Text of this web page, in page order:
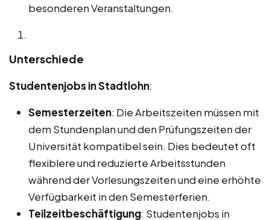
besonderen Veranstaltungen.
Unterschiede
Studentenjobs in Stadtlohn:
Semesterzeiten: Die Arbeitszeiten müssen mit
dem Stundenplan und den Prüfungszeiten der
Universität kompatibel sein. Dies bedeutet oft
flexiblere und reduzierte Arbeitsstunden
während der Vorlesungszeiten und eine erhöhte
Verfügbarkeit in den Semesterferien.
Teilzeitbeschäftigung: Studentenjobs in